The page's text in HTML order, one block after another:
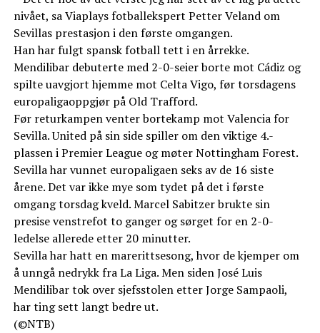
nivået, sa Viaplays fotballekspert Petter Veland om
Sevillas prestasjon i den første omgangen.
Han har fulgt spansk fotball tett i en årrekke.
Mendilibar debuterte med 2-0-seier borte mot Cádiz og
spilte uavgjort hjemme mot Celta Vigo, før torsdagens
europaligaoppgjør på Old Trafford.
Før returkampen venter bortekamp mot Valencia for
Sevilla. United på sin side spiller om den viktige 4.-
plassen i Premier League og møter Nottingham Forest.
Sevilla har vunnet europaligaen seks av de 16 siste
årene. Det var ikke mye som tydet på det i første
omgang torsdag kveld. Marcel Sabitzer brukte sin
presise venstrefot to ganger og sørget for en 2-0-
ledelse allerede etter 20 minutter.
Sevilla har hatt en marerittsesong, hvor de kjemper om
å unngå nedrykk fra La Liga. Men siden José Luis
Mendilibar tok over sjefsstolen etter Jorge Sampaoli,
har ting sett langt bedre ut.
(©NTB)